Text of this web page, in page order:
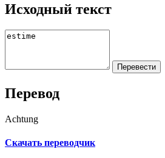
Исходный текст
Перевод
Achtung
Скачать переводчик